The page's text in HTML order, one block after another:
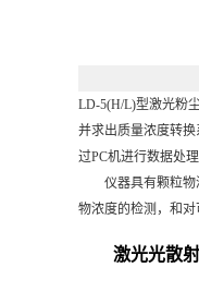
LD-5(H/L)型激光粉
并求出质量浓度转
过PC机进行数据处
仪器具有颗粒物浓
物浓度的检测，和对
激光光散射